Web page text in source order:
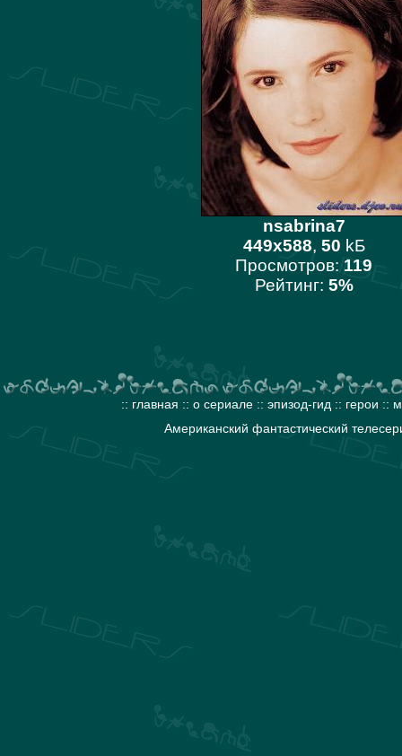
nsabrina7
449x588, 50 kБ
Просмотров: 119
Рейтинг: 5%
:: главная :: о сериале :: эпизод-гид :: герои ::
Американский фантастический